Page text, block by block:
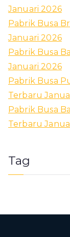
Januari 2026
Pabrik Busa
Januari 2026
Pabrik Busa
Januari 2026
Pabrik Busa
Terbaru
Pabrik Busa
Terbaru
Tag